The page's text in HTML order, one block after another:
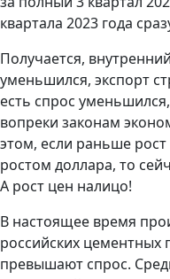
квартала 2023 года
Получается,
уменьшился, экспорт
есть спрос
вопреки законам
этом, если раньше
ростом доллара, то
А рост цен налицо!
В настоящее время
российских цементных
превышают спрос.